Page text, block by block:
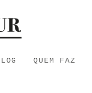
QUEM FAZ